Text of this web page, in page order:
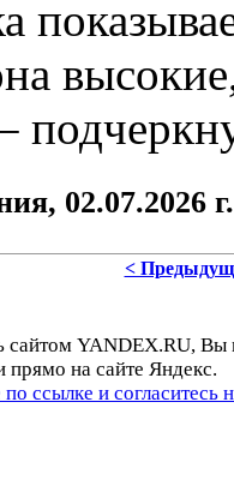
02.07.2026 г.
<
сайтом YANDEX.RU, Вы
прямо на сайте Яндекс.
ссылке и согласитесь